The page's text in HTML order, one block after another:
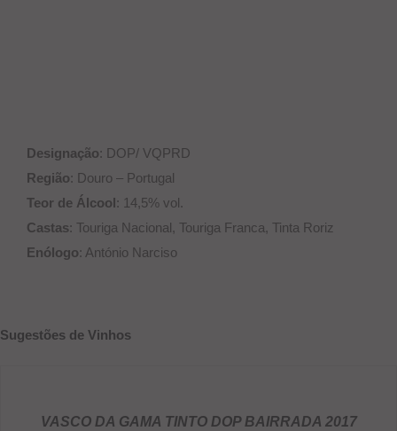
Designação: DOP/ VQPRD
Região: Douro – Portugal
Teor de Álcool: 14,5% vol.
Castas: Touriga Nacional, Touriga Franca, Tinta Roriz
Enólogo: António Narciso
Sugestões de Vinhos
VASCO DA GAMA TINTO DOP BAIRRADA 2017